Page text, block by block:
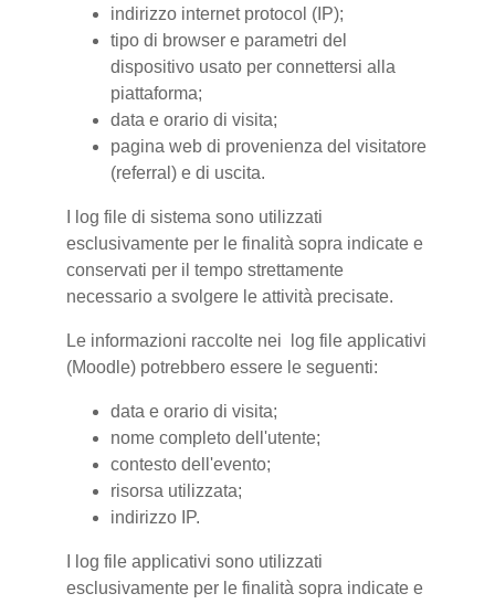
indirizzo internet protocol (IP);
tipo di browser e parametri del
dispositivo usato per connettersi alla
piattaforma;
data e orario di visita;
pagina web di provenienza del visitatore
(referral) e di uscita.
I log file di sistema sono utilizzati
esclusivamente per le finalità sopra indicate e
conservati per il tempo strettamente
necessario a svolgere le attività precisate.
Le informazioni raccolte nei log file applicativi
(Moodle) potrebbero essere le seguenti:
data e orario di visita;
nome completo dell'utente;
contesto dell'evento;
risorsa utilizzata;
indirizzo IP.
I log file applicativi sono utilizzati
esclusivamente per le finalità sopra indicate e